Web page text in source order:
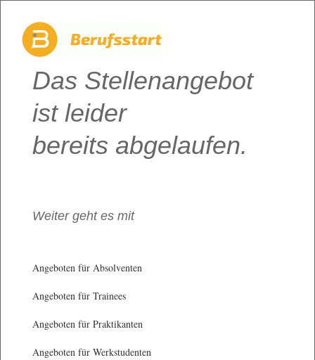
Das Stellenangebot
ist leider
bereits abgelaufen.
Weiter geht es mit
Angeboten für Absolventen
Angeboten für Trainees
Angeboten für Praktikanten
Angeboten für Werkstudenten